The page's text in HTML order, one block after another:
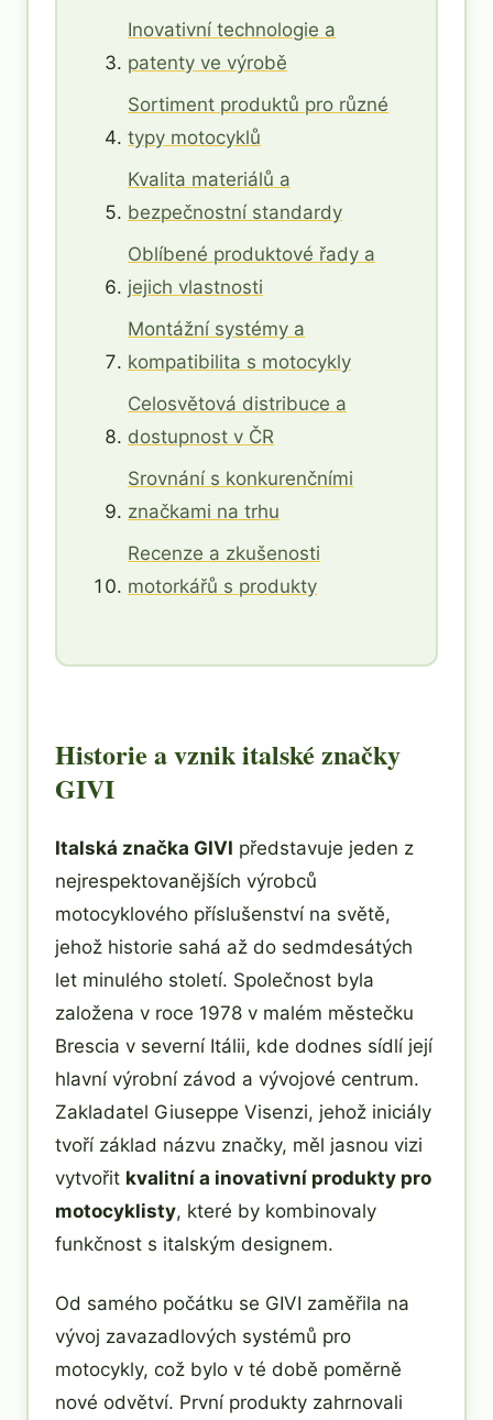
Inovativní technologie a
patenty ve výrobě
Sortiment produktů pro různé
typy motocyklů
Kvalita materiálů a
bezpečnostní standardy
Oblíbené produktové řady a
jejich vlastnosti
Montážní systémy a
kompatibilita s motocykly
Celosvětová distribuce a
dostupnost v ČR
Srovnání s konkurenčními
značkami na trhu
Recenze a zkušenosti
motorkářů s produkty
Historie a vznik italské značky
GIVI
Italská značka GIVI představuje jeden z
nejrespektovanějších výrobců
motocyklového příslušenství na světě,
jehož historie sahá až do sedmdesátých
let minulého století. Společnost byla
založena v roce 1978 v malém městečku
Brescia v severní Itálii, kde dodnes sídlí její
hlavní výrobní závod a vývojové centrum.
Zakladatel Giuseppe Visenzi, jehož iniciály
tvoří základ názvu značky, měl jasnou vizi
vytvořit kvalitní a inovativní produkty pro
motocyklisty, které by kombinovaly
funkčnost s italským designem.
Od samého počátku se GIVI zaměřila na
vývoj zavazadlových systémů pro
motocykly, což bylo v té době poměrně
nové odvětví. První produkty zahrnovali